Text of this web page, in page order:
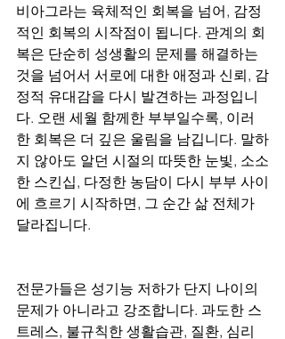
비아그라는 육체적인 회복을 넘어, 감정
적인 회복의 시작점이 됩니다. 관계의 회
복은 단순히 성생활의 문제를 해결하는
것을 넘어서 서로에 대한 애정과 신뢰, 감
정적 유대감을 다시 발견하는 과정입니
다. 오랜 세월 함께한 부부일수록, 이러
한 회복은 더 깊은 울림을 남깁니다. 말하
지 않아도 알던 시절의 따뜻한 눈빛, 소소
한 스킨십, 다정한 농담이 다시 부부 사이
에 흐르기 시작하면, 그 순간 삶 전체가
달라집니다.
전문가들은 성기능 저하가 단지 나이의
문제가 아니라고 강조합니다. 과도한 스
트레스, 불규칙한 생활습관, 질환, 심리